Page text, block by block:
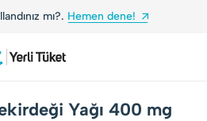
Yerli
Yağı 400 mg